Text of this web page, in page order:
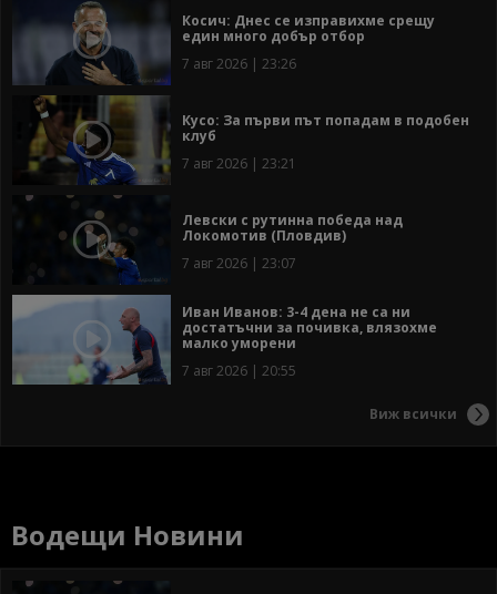
Косич: Днес се изправихме срещу
един много добър отбор
7 авг 2026 | 23:26
Кусо: За първи път попадам в подобен
клуб
7 авг 2026 | 23:21
Левски с рутинна победа над
Локомотив (Пловдив)
7 авг 2026 | 23:07
Иван Иванов: 3-4 дена не са ни
достатъчни за почивка, влязохме
малко уморени
7 авг 2026 | 20:55
Виж всички
Водещи Новини